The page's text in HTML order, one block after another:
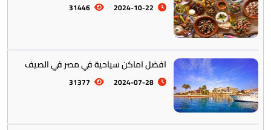
أستراليا || أوقيانوسيا
2024-10-22
31446
افضل اماكن سياحية في مصر في الصيف
2024-07-28
31377